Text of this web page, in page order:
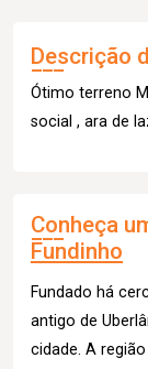
Descrição
Ótimo terreno
social , ara de
Conheça
Fundinho
Fundado há
antigo de
cidade. A